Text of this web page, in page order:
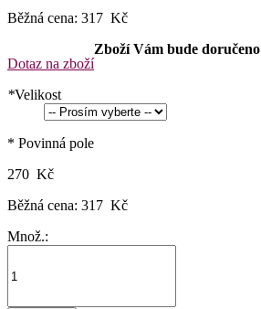
Běžná cena: 317 Kč
Dotaz na zboží
Zboží Vám bude doručeno
*Velikost
* Povinná pole
270 Kč
Běžná cena: 317 Kč
Množ.: